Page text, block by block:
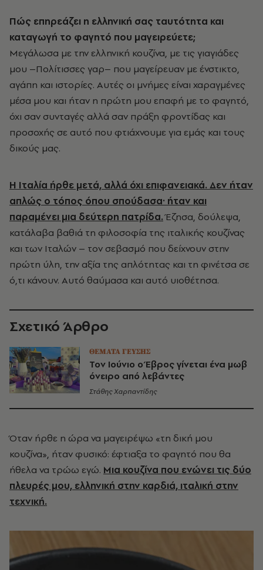
Πώς επηρεάζει η ελληνική σας ταυτότητα και
καταγωγή το φαγητό που μαγειρεύετε;
Μεγάλωσα με την ελληνική κουζίνα, με τις γιαγιάδες
μου –Πολίτισσες γαρ– που μαγείρευαν με ένστικτο,
αγάπη και ιστορίες. Αυτές οι μνήμες είναι χαραγμένες
μέσα μου και ήταν η πρώτη μου επαφή με το φαγητό,
όχι σαν συνταγές αλλά σαν πράξη φροντίδας και
προσοχής σε αυτό που φτιάχνουμε για εμάς και τους
δικούς μας.
Η Ιταλία ήρθε μετά, αλλά όχι επιφανειακά. Δεν ήταν
απλώς ο τόπος όπου σπούδασα· ήταν και
παραμένει μια δεύτερη πατρίδα.Έζησα, δούλεψα,
κατάλαβα βαθιά τη φιλοσοφία της ιταλικής κουζίνας
και των Ιταλών – τον σεβασμό που δείχνουν στην
πρώτη ύλη, την αξία της απλότητας και τη φινέτσα σε
ό,τι κάνουν. Αυτό θαύμασα και αυτό υιοθέτησα.
Σχετικό Άρθρο
ΘΕΜΑΤΑ ΓΕΥΣΗΣ
Τον Ιούνιο ο Έβρος γίνεται ένα μωβ
όνειρο από λεβάντες
Στάθης Χαρπαντίδης
Όταν ήρθε η ώρα να μαγειρέψω «τη δική μου
κουζίνα», ήταν φυσικό: έφτιαξα το φαγητό που θα
ήθελα να τρώω εγώ. Μια κουζίνα που ενώνει τις δύο
πλευρές μου, ελληνική στην καρδιά, ιταλική στην
τεχνική.